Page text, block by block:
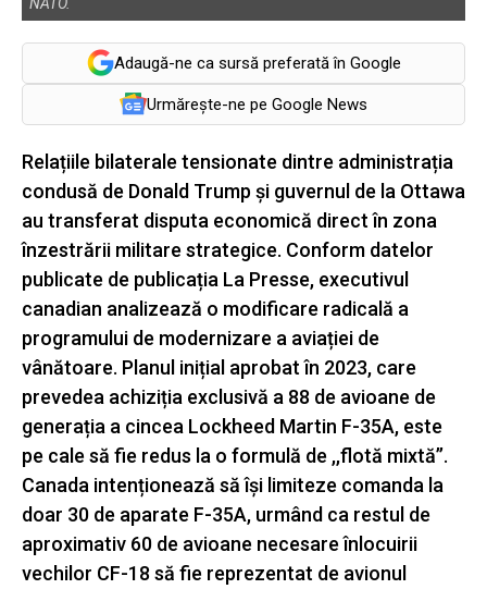
Adaugă-ne ca sursă preferată în Google
Urmărește-ne pe Google News
Relațiile bilaterale tensionate dintre administrația
condusă de Donald Trump și guvernul de la Ottawa
au transferat disputa economică direct în zona
înzestrării militare strategice. Conform datelor
publicate de publicația La Presse, executivul
canadian analizează o modificare radicală a
programului de modernizare a aviației de
vânătoare. Planul inițial aprobat în 2023, care
prevedea achiziția exclusivă a 88 de avioane de
generația a cincea Lockheed Martin F-35A, este
pe cale să fie redus la o formulă de ,,flotă mixtă’’.
Canada intenționează să își limiteze comanda la
doar 30 de aparate F-35A, urmând ca restul de
aproximativ 60 de avioane necesare înlocuirii
vechilor CF-18 să fie reprezentat de avionul